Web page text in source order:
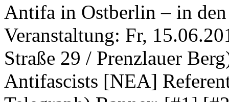
Antifa in Ostberlin – in
Veranstaltung: Fr,
Straße 29 / Prenzlauer
Antifascists [NEA]